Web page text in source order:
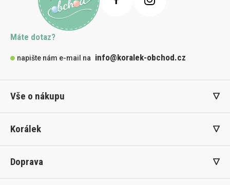
Máte dotaz?
napište nám e-mail na info@koralek-obchod.cz
Vše o nákupu
Korálek
Doprava